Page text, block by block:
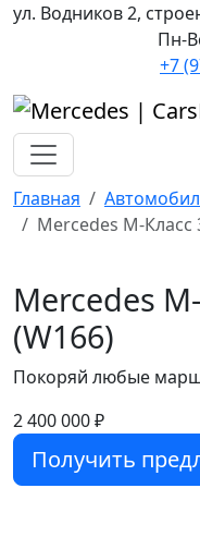
ул. Водников 2,
Пн-
+7
Главная
Mercedes M-Класс
Mercedes
(W166)
Покоряй любые
2 400 000 ₽
Получить